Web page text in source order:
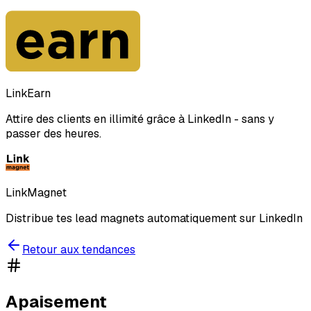
LinkEarn
Attire des clients en illimité grâce à LinkedIn - sans y
passer des heures.
LinkMagnet
Distribue tes lead magnets automatiquement sur LinkedIn
Retour aux tendances
Apaisement